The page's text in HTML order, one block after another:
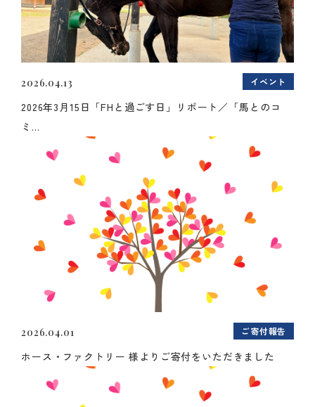
2026.04.13 イベント
2026年3月15日「FHと過ごす日」リポート／「馬とのコ
ミ...
2026.04.01 ご寄付報告
ホース・ファクトリー 様よりご寄付をいただきました